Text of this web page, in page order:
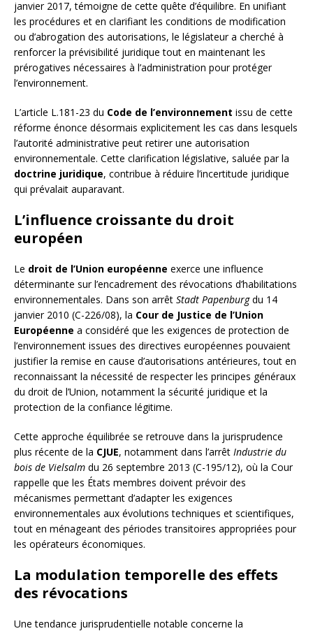
janvier 2017, témoigne de cette quête d’équilibre. En unifiant
les procédures et en clarifiant les conditions de modification
ou d’abrogation des autorisations, le législateur a cherché à
renforcer la prévisibilité juridique tout en maintenant les
prérogatives nécessaires à l’administration pour protéger
l’environnement.
L’article L.181-23 du Code de l’environnement issu de cette
réforme énonce désormais explicitement les cas dans lesquels
l’autorité administrative peut retirer une autorisation
environnementale. Cette clarification législative, saluée par la
doctrine juridique, contribue à réduire l’incertitude juridique
qui prévalait auparavant.
L’influence croissante du droit
européen
Le droit de l’Union européenne exerce une influence
déterminante sur l’encadrement des révocations d’habilitations
environnementales. Dans son arrêt Stadt Papenburgdu 14
janvier 2010 (C-226/08), la Cour de Justice de l’Union
Européenne a considéré que les exigences de protection de
l’environnement issues des directives européennes pouvaient
justifier la remise en cause d’autorisations antérieures, tout en
reconnaissant la nécessité de respecter les principes généraux
du droit de l’Union, notamment la sécurité juridique et la
protection de la confiance légitime.
Cette approche équilibrée se retrouve dans la jurisprudence
plus récente de la CJUE, notamment dans l’arrêt Industrie du
bois de Vielsalm du 26 septembre 2013 (C-195/12), où la Cour
rappelle que les États membres doivent prévoir des
mécanismes permettant d’adapter les exigences
environnementales aux évolutions techniques et scientifiques,
tout en ménageant des périodes transitoires appropriées pour
les opérateurs économiques.
La modulation temporelle des effets
des révocations
Une tendance jurisprudentielle notable concerne la